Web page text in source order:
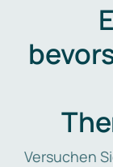
Versuchen